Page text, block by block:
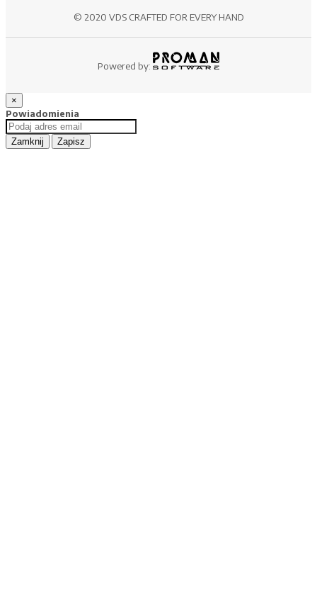
© 2020 VDS CRAFTED FOR EVERY HAND
Powered by:
×
Powiadomienia
Zamknij Zapisz